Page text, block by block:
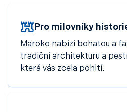
Vydat se můžete i do
objevit skryté oázy, navštívit
Marrákeš,Fès neboMeknes a
bazarech plných vůní,chutía
odpočinku potěší ipísečné
Pro milovníky
Maroko nabízí bohatou a
tradiční architekturu a
která vás zcela pohltí.